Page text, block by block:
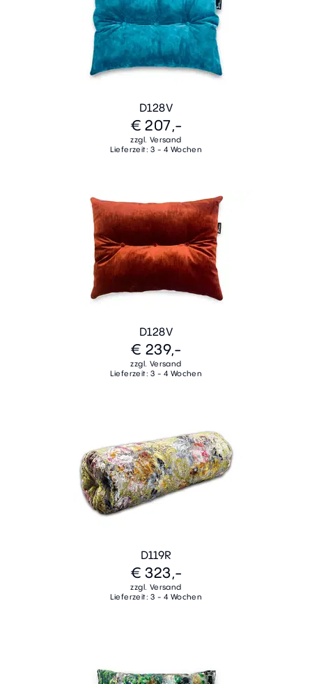
D128V
€ 207,-
zzgl. Versand
Lieferzeit: 3 - 4 Wochen
D128V
€ 239,-
zzgl. Versand
Lieferzeit: 3 - 4 Wochen
D119R
€ 323,-
zzgl. Versand
Lieferzeit: 3 - 4 Wochen